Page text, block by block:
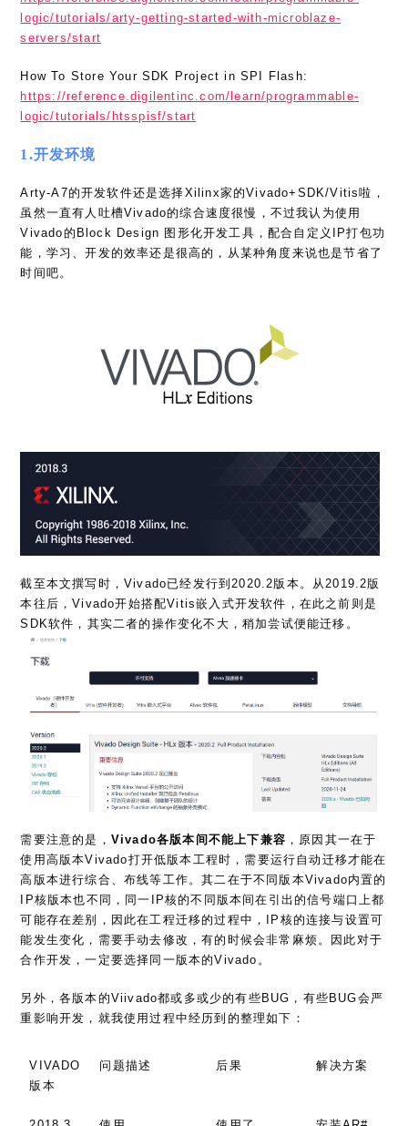
logic/tutorials/arty-getting-started-with-microblaze-
servers/start
How To Store Your SDK Project in SPI Flash:
https://reference.digilentinc.com/learn/programmable-
logic/tutorials/htsspisf/start
1.开发环境
Arty-A7的开发软件还是选择Xilinx家的Vivado+SDK/Vitis啦，
虽然一直有人吐槽Vivado的综合速度很慢，不过我认为使用
Vivado的Block Design 图形化开发工具，配合自定义IP打包功
能，学习、开发的效率还是很高的，从某种角度来说也是节省了
时间吧。
截至本文撰写时，Vivado已经发行到2020.2版本。从2019.2版
本往后，Vivado开始搭配Vitis嵌入式开发软件，在此之前则是
SDK软件，其实二者的操作变化不大，稍加尝试便能迁移。
需要注意的是， Vivado各版本间不能上下兼容 ，原因其一在于
使用高版本Vivado打开低版本工程时，需要运行自动迁移才能在
高版本进行综合、布线等工作。其二在于不同版本Vivado内置的
IP核版本也不同，同一IP核的不同版本间在引出的信号端口上都
可能存在差别，因此在工程迁移的过程中，IP核的连接与设置可
能发生变化，需要手动去修改，有的时候会非常麻烦。因此对于
合作开发，一定要选择同一版本的Vivado。
另外，各版本的Viivado都或多或少的有些BUG，有些BUG会严
重影响开发，就我使用过程中经历到的整理如下：
VIVADO
版本
问题描述 后果 解决方案